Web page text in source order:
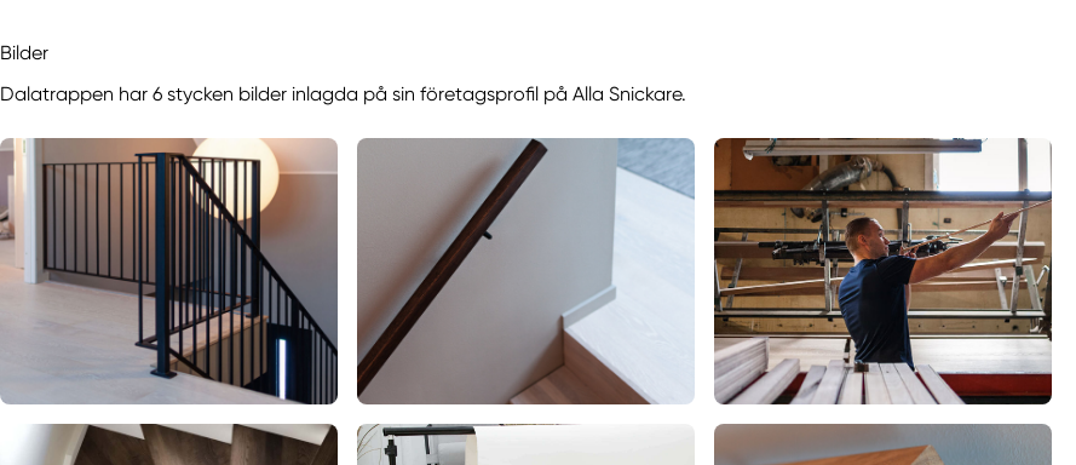
Bilder
Dalatrappen har 6 stycken bilder inlagda på sin företagsprofil på Alla Snickare.